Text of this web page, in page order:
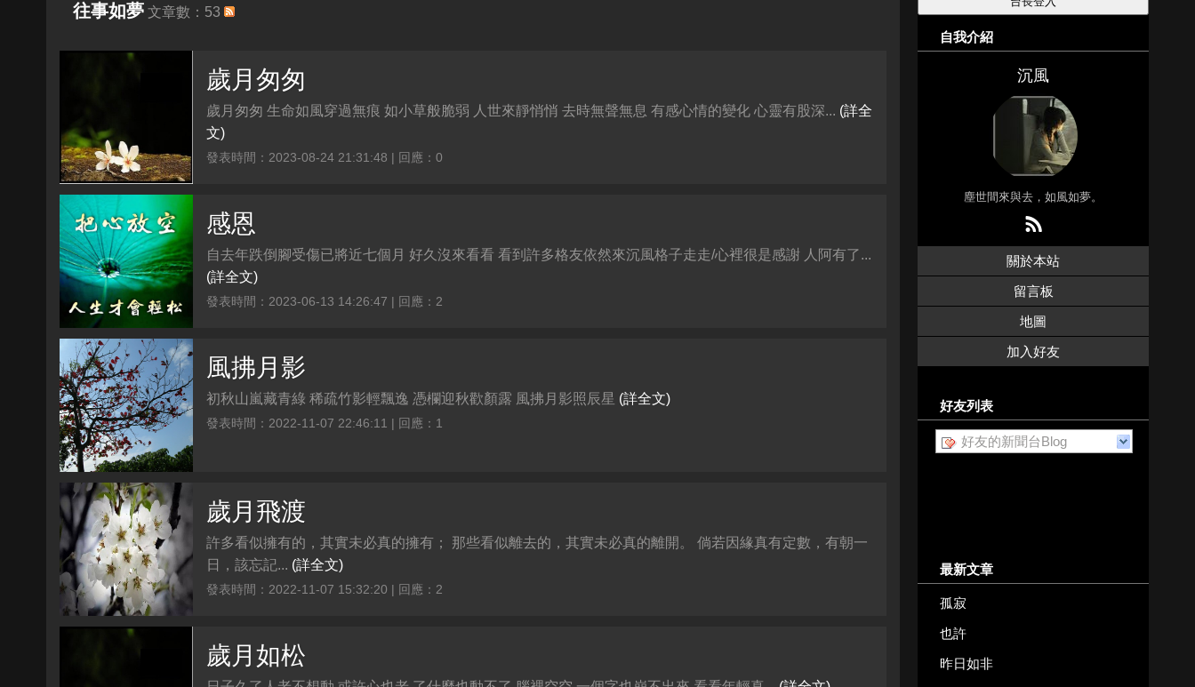
往事如夢 文章數：53
歲月匆匆
歲月匆匆 生命如風穿過無痕 如小草般脆弱 人世來靜悄悄 去時無聲無息 有感心情的變化 心靈有股深... (詳全
文)
發表時間：2023-08-24 21:31:48 | 回應：0
感恩
自去年跌倒腳受傷已將近七個月 好久沒來看看 看到許多格友依然來沉風格子走走/心裡很是感謝 人阿有了...
(詳全文)
發表時間：2023-06-13 14:26:47 | 回應：2
風拂月影
初秋山嵐藏青綠 稀疏竹影輕飄逸 憑欄迎秋歡顏露 風拂月影照辰星 (詳全文)
發表時間：2022-11-07 22:46:11 | 回應：1
歲月飛渡
許多看似擁有的，其實未必真的擁有； 那些看似離去的，其實未必真的離開。 倘若因緣真有定數，有朝一
日，該忘記... (詳全文)
發表時間：2022-11-07 15:32:20 | 回應：2
歲月如松
自我介紹
沉風
塵世間來與去，如風如夢。
關於本站
留言板
地圖
加入好友
好友列表
好友的新聞台Blog
最新文章
孤寂
也許
昨日如非